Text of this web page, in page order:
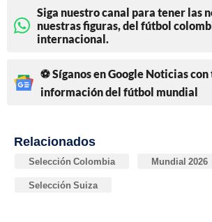
Siga nuestro canal para tener las
nuestras figuras, del fútbol
internacional.
⚽ Síganos en Google Noticias con
información del fútbol mundial
Relacionados
Selección Colombia Mundial 2026
Selección Suiza